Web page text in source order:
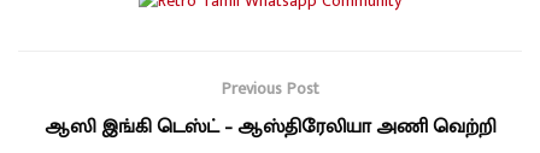
Previous Post
ஆஸி இங்கி டெஸ்ட் – ஆஸ்திரேலியா அணி வெற்றி